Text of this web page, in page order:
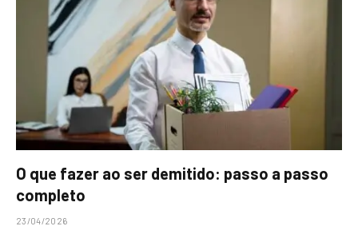
O que fazer ao ser demitido: passo a passo
completo
23/04/2026